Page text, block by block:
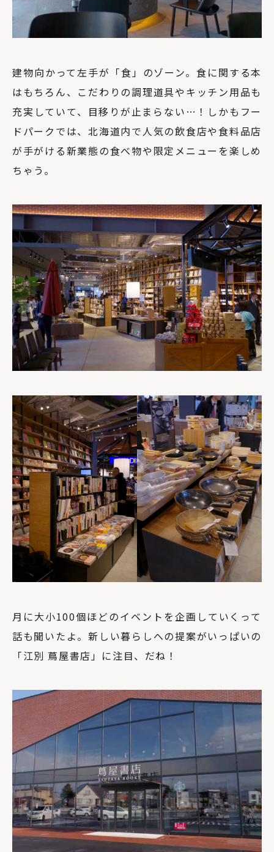
建物向かって左手が「食」のゾーン。食に関する本
はもちろん、こだわりの調理道具やキッチン用品も
充実していて、目移りが止まらない…！しかもフー
ドパークでは、北海道内で人気の飲食店や食料品店
が手がける新業態の食べ物や限定メニューを楽しめ
ちゃう。
月に大小100個ほどのイベントを企画していくって
話も聞いたよ。新しい暮らしへの提案がいっぱいの
「江別 蔦屋書店」に注目、だね！